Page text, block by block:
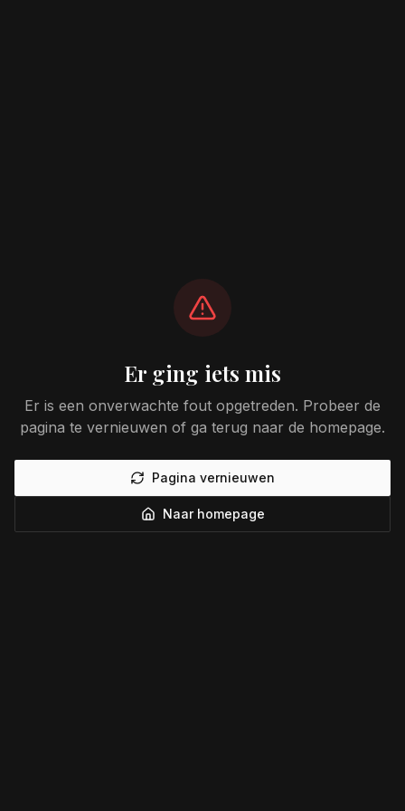
Er ging iets mis
Er is een onverwachte fout opgetreden. Probeer de
pagina te vernieuwen of ga terug naar de homepage.
Pagina vernieuwen
Naar homepage